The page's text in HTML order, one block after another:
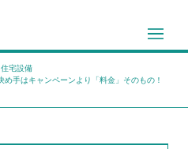
宅設備
手はキャンペーンより「料金」そのもの！